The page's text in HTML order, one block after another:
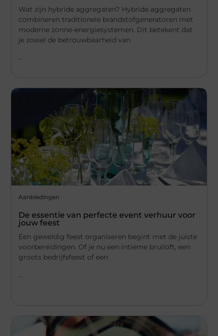
Wat zijn hybride aggregaten? Hybride aggregaten
combineren traditionele brandstofgeneratoren met
moderne zonne-energiesystemen. Dit betekent dat
je zowel de betrouwbaarheid van
...
Aanbiedingen
De essentie van perfecte event verhuur voor
jouw feest
Een geweldig feest organiseren begint met de juiste
voorbereidingen. Of je nu een intieme bruiloft, een
groots bedrijfsfeest of een
...